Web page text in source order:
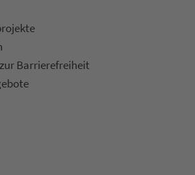
Bar­ri­e­re­frei­heit